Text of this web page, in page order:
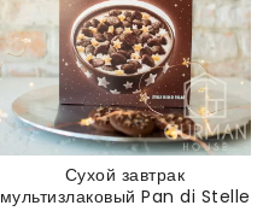
Сухой завтрак
мультизлаковый Pan di Stelle